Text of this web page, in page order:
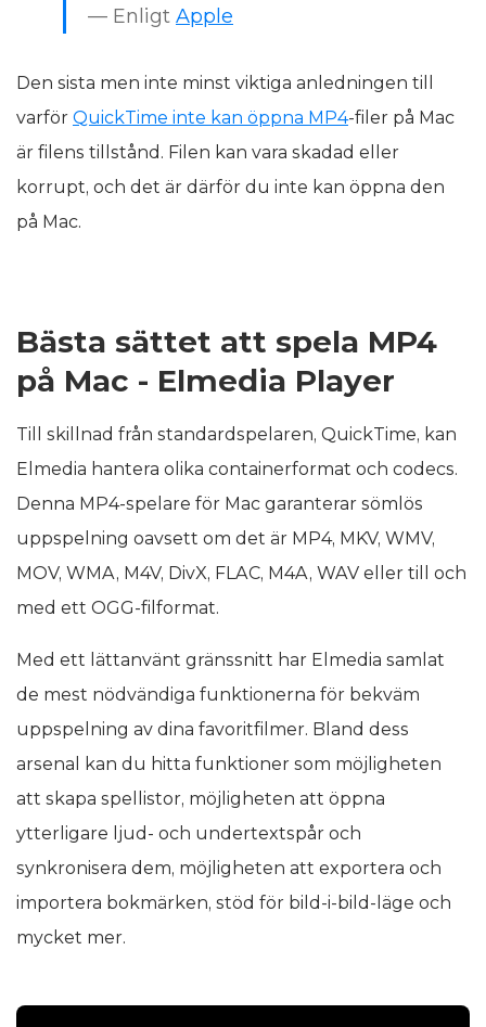
— Enligt Apple
Den sista men inte minst viktiga anledningen till
varför QuickTime inte kan öppna MP4-filer på Mac
är filens tillstånd. Filen kan vara skadad eller
korrupt, och det är därför du inte kan öppna den
på Mac.
Bästa sättet att spela MP4
på Mac - Elmedia Player
Till skillnad från standardspelaren, QuickTime, kan
Elmedia hantera olika containerformat och codecs.
Denna MP4-spelare för Mac garanterar sömlös
uppspelning oavsett om det är MP4, MKV, WMV,
MOV, WMA, M4V, DivX, FLAC, M4A, WAV eller till och
med ett OGG-filformat.
Med ett lättanvänt gränssnitt har Elmedia samlat
de mest nödvändiga funktionerna för bekväm
uppspelning av dina favoritfilmer. Bland dess
arsenal kan du hitta funktioner som möjligheten
att skapa spellistor, möjligheten att öppna
ytterligare ljud- och undertextspår och
synkronisera dem, möjligheten att exportera och
importera bokmärken, stöd för bild-i-bild-läge och
mycket mer.